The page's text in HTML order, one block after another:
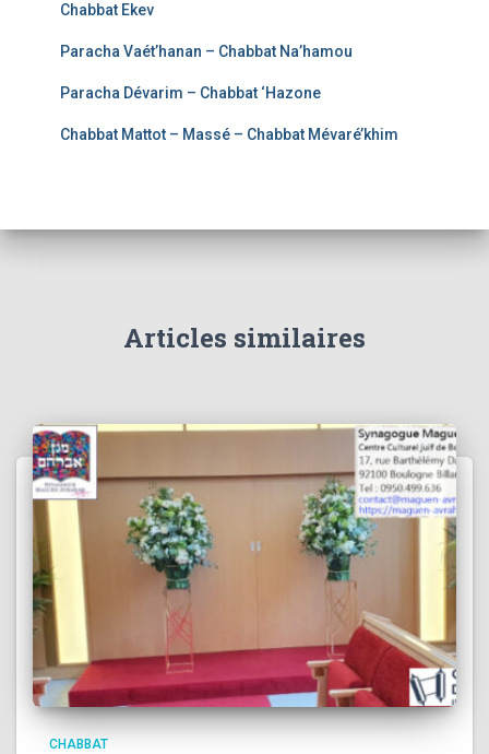
Chabbat Ekev
Paracha Vaét’hanan – Chabbat Na’hamou
Paracha Dévarim – Chabbat ‘Hazone
Chabbat Mattot – Massé – Chabbat Mévaré’khim
Articles similaires
CHABBAT